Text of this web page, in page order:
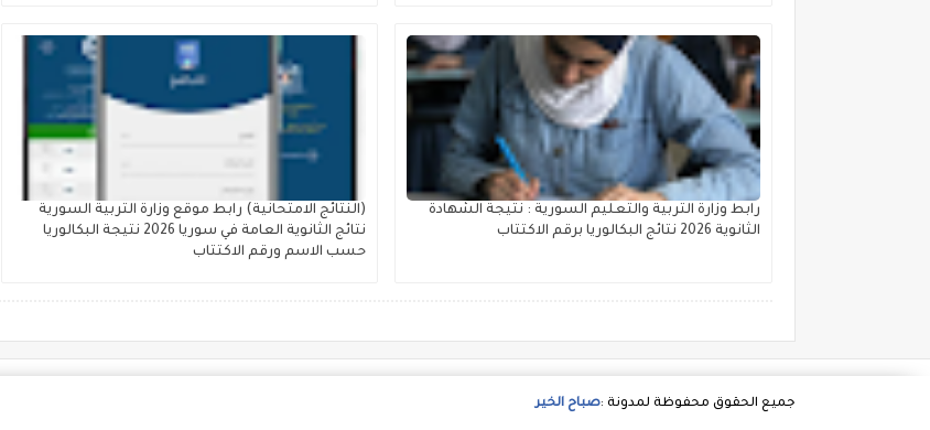
رابط وزارة التربية والتعليم السورية : نتيجة الشهادة
الثانوية 2026 نتائج البكالوريا برقم الاكتتاب
(النتائج الامتحانية) رابط موقع وزارة التربية السورية
نتائج الثانوية العامة في سوريا 2026 نتيجة البكالوريا
حسب الاسم ورقم الاكتتاب
جميع الحقوق محفوظة لمدونة :صباح الخير